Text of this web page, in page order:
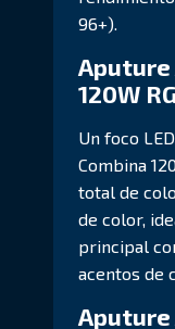
96+).
Aputure
120W
Un foco
Combina
total de
de color,
principal
acentos de
Aputure